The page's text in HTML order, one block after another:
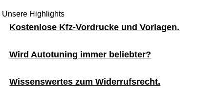
Unsere Highlights
Kostenlose Kfz-Vordrucke und Vorlagen.
Wird Autotuning immer beliebter?
Wissenswertes zum Widerrufsrecht.